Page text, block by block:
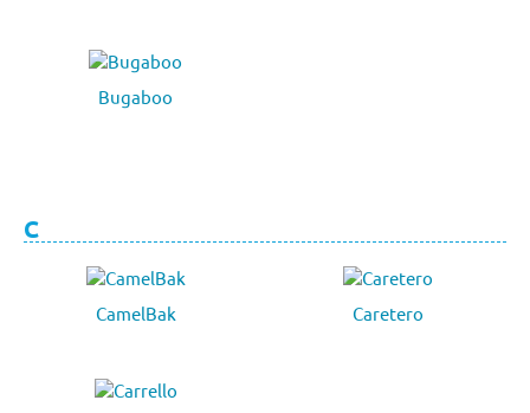
Bugaboo
C
CamelBak Caretero